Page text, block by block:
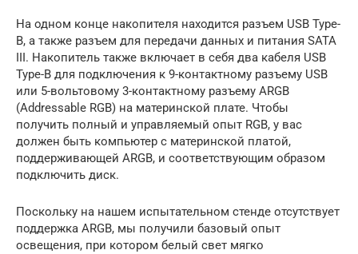
На одном конце накопителя находится разъем USB Type-
B, а также разъем для передачи данных и питания SATA
III. Накопитель также включает в себя два кабеля USB
Type-B для подключения к 9-контактному разъему USB
или 5-вольтовому 3-контактному разъему ARGB
(Addressable RGB) на материнской плате. Чтобы
получить полный и управляемый опыт RGB, у вас
должен быть компьютер с материнской платой,
поддерживающей ARGB, и соответствующим образом
подключить диск.
Поскольку на нашем испытательном стенде отсутствует
поддержка ARGB, мы получили базовый опыт
освещения, при котором белый свет мягко